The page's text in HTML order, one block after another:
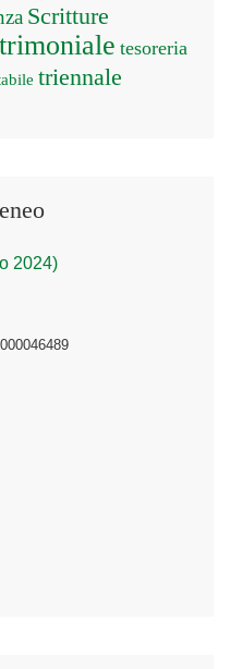
Scritture
tesoreria
triennale
2024)